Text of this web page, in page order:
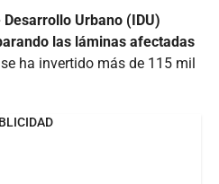
Urbano (IDU)
las láminas afectadas
ha invertido más de 115 mil